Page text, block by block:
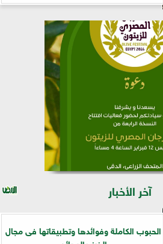
آخر الأخبار
الحبوب الكاملة وفوائدها وتطبيقاتها فى مجال